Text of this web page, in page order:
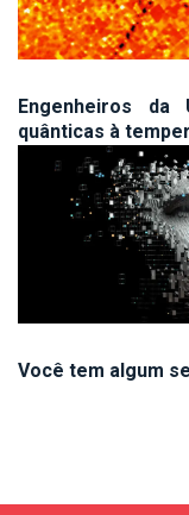
Engenheiros da
quânticas à
Você tem algum